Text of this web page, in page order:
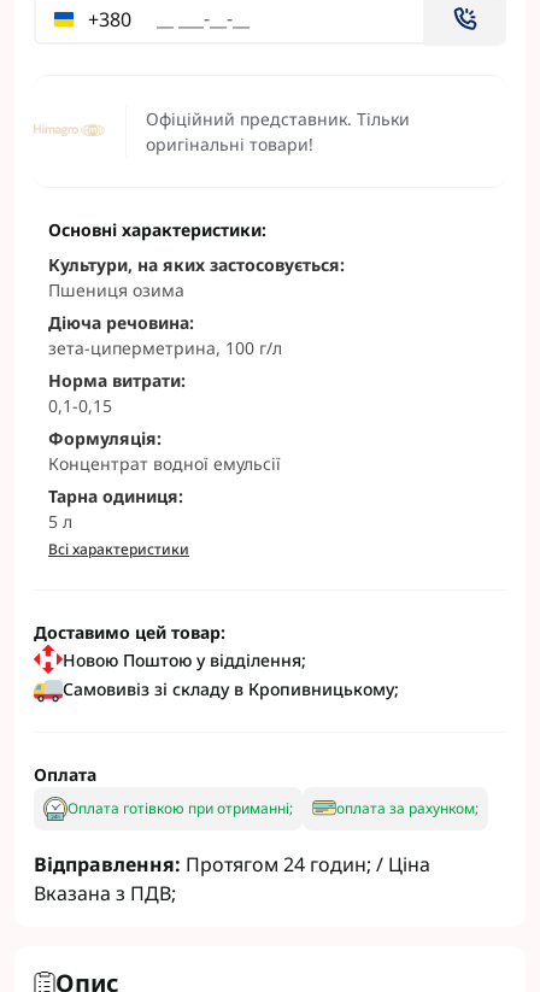
Офіційний представник. Тільки
оригінальні товари!
+380
Основні характеристики:
Культури, на яких застосовується:
Пшениця озима
Діюча речовина:
зета-циперметрина, 100 г/л
Норма витрати:
0,1-0,15
Формуляція:
Концентрат водної емульсії
Тарна одиниця:
5 л
Всі характеристики
Доставимо цей товар:
Новою Поштою у відділення;
Самовивіз зі складу в Кропивницькому;
Оплата
Оплата готівкою при отриманні; оплата за рахунком;
Відправлення: Протягом 24 годин; / Ціна
Вказана з ПДВ;
Опис